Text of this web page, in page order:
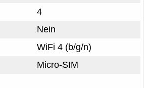
4
Nein
WiFi 4 (b/g/n)
Micro-SIM